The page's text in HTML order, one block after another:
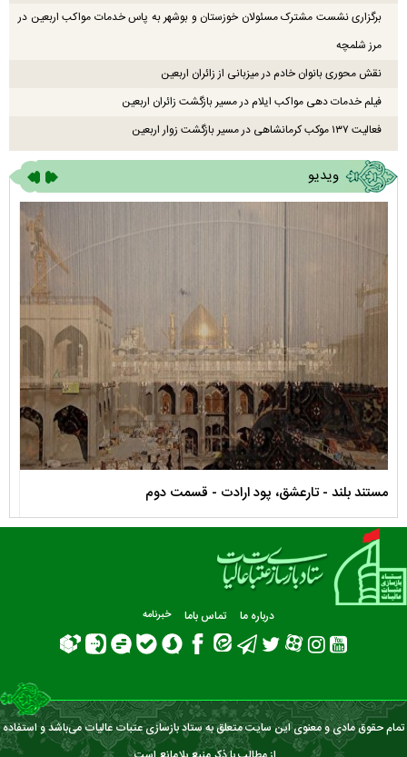
برگزاری نشست مشترک مسئولان خوزستان و بوشهر به پاس خدمات مواکب اربعین در
مرز شلمچه
نقش محوری بانوان خادم در میزبانی از زائران اربعین
فیلم خدمات دهی مواکب ایلام در مسیر بازگشت زائران اربعین
فعالیت ۱۳۷ موکب کرمانشاهی در مسیر بازگشت زوار اربعین
ویدیو
مستند بلند - تارعشق، پود ارادت - قسمت دوم
درباره ما تماس باما خبرنامه
تمام حقوق مادی و معنوی این سایت متعلق به ستاد بازسازی عتبات عالیات می‌باشد و استفاده